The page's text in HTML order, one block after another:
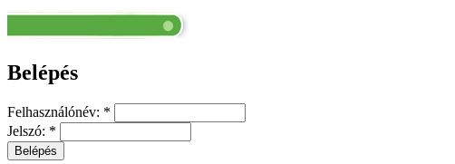
Belépés
Felhasználónév: *
Jelszó: *